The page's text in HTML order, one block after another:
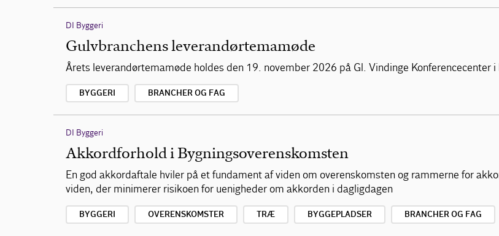
DI Byggeri
Gulvbranchens leverandørtemamøde
Årets leverandørtemamøde holdes den 19. november 2026 på Gl. Vindinge Konferencecenter i
BYGGERI BRANCHER OG FAG
DI Byggeri
Akkordforhold i Bygningsoverenskomsten
En god akkordaftale hviler på et fundament af viden om overenskomsten og rammerne for
viden, der minimerer risikoen for uenigheder om akkorden i dagligdagen
BYGGERI OVERENSKOMSTER TRÆ BYGGEPLADSER BRANCHER OG FAG